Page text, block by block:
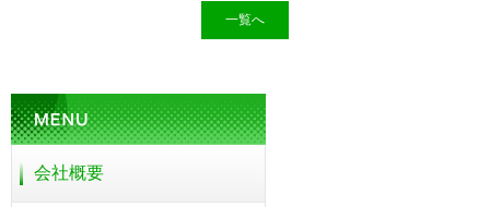
一覧へ
会社概要